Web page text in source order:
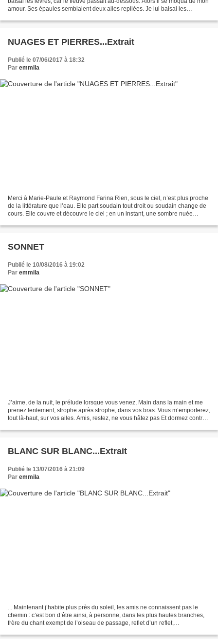
amour. Ses épaules semblaient deux ailes repliées. Je lui baisai les
NUAGES ET PIERRES...Extrait
Publié le 07/06/2017 à 18:32
Par emmila
Merci à Marie-Paule et Raymond Farina Rien, sous le ciel, n’est plus proche
de la littérature que l’eau. Elle part soudain tout droit ou soudain change de
cours. Elle couvre et découvre le ciel ; en un instant, une sombre nuée
SONNET
Publié le 10/08/2016 à 19:02
Par emmila
J’aime, de la nuit, le prélude lorsque vous venez, Main dans la main et me
prenez lentement, strophe après strophe, dans vos bras. Vous m’emporterez,
tout là-haut, sur vos ailes. Amis, restez, ne vous hâtez pas Et dormez contre
BLANC SUR BLANC...Extrait
Publié le 13/07/2016 à 21:09
Par emmila
... Maintenant j’habite plus près du soleil, les amis ne connaissent pas le
chemin : c’est bon d’être ainsi, à personne, dans les plus hautes branches,
frère du chant exempt de l’oiseau de passage, reflet d’un reflet,